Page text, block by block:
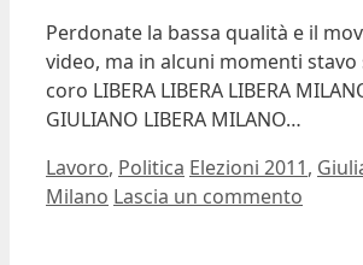
Perdonate la bassa qualità e il
video, ma in alcuni momenti stavo
coro LIBERA LIBERA LIBERA
GIULIANO LIBERA MILANO…
Categorie
Lavoro, Politica Tag
Elezioni 2011,
Milano Lascia un commento